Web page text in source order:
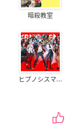
暗殺教室
ヒプノシスマ...